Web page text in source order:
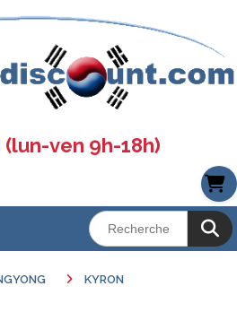
(lun-ven 9h-18h)
KYRON